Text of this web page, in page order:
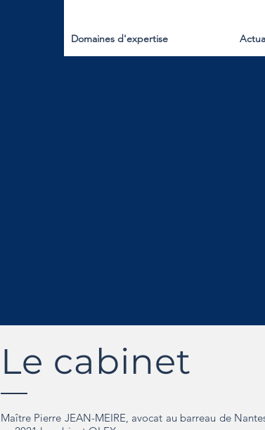
Domaines d'expertise
Le cabinet
Maître Pierre JEAN-MEIRE, avocat au barreau de